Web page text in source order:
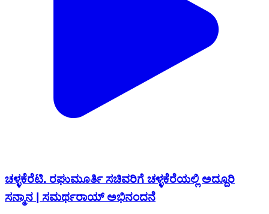
ಚಳ್ಳಕೆರೆಟಿ. ರಘುಮೂರ್ತಿ ಸಚಿವರಿಗೆ ಚಳ್ಳಕೆರೆಯಲ್ಲಿ ಅದ್ದೂರಿ
ಸನ್ಮಾನ | ಸಮರ್ಥರಾಯ್ ಅಭಿನಂದನೆ